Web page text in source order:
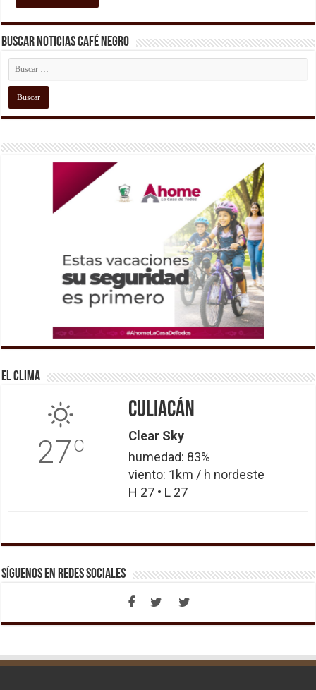
Buscar Noticias Café Negro
El Clima
27C
Culiacán
Clear Sky
humedad: 83%
viento: 1km / h nordeste
H 27 • L 27
Síguenos en Redes Sociales